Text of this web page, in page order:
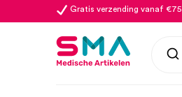
Gratis verzending vanaf €75